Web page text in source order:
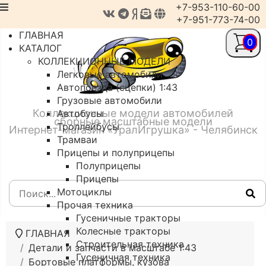
Коллекционные модели автомобилей
сборные масштабные модели
Интернет-магазин «УралИгрушка» - Челябинск
+7-953-110-60-00
+7-951-773-74-00
ГЛАВНАЯ
КАТАЛОГ
КОЛЛЕКЦИОННЫЕ МОДЕЛИ
Легковые автомобили
Автопоезда (сцепки) 1:43
Грузовые автомобили
Автобусы
Троллейбусы
Трамваи
Прицепы и полуприцепы
Полуприцепы
Прицепы
Мотоциклы
Прочая техника
Гусеничные тракторы
Колесные тракторы
Строительная техника
Гусеничная техника
ГЛАВНАЯ
Детали и запчасти в масштабе 1:43
Бортовые платформы, кузова
0